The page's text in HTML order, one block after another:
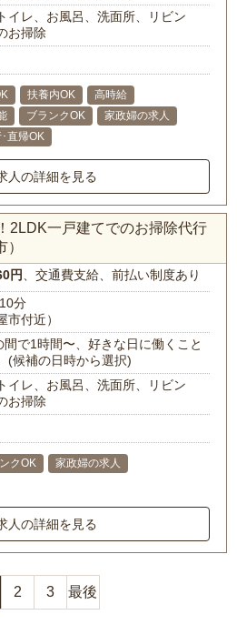
イレ、お風呂、洗面所、リビン
お掃除
扶養内OK
高時給
ブランクOK
家政婦の求人
直帰OK
人の詳細を見る
2LDK一戸建てでのお掃除代行
円 、交通費支給、前払い制度あり
分
市付近）
で1時間〜、好きな日に働くこと
(候補の日時から選択)
イレ、お風呂、洗面所、リビン
お掃除
クOK
家政婦の求人
人の詳細を見る
2 3 最後